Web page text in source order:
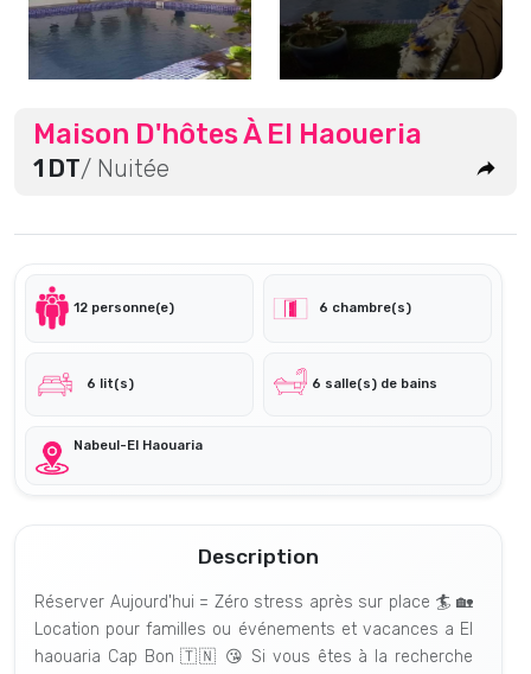
Maison D'hôtes À El Haoueria
1 DT/ Nuitée
12 personne(e) 6 chambre(s)
6 lit(s) 6 salle(s) de bains
Nabeul-El Haouaria
Description
Réserver Aujourd'hui = Zéro stress après sur place 🏄 🏡
Location pour familles ou événements et vacances a El
haouaria Cap Bon 🇹🇳 😘 Si vous êtes à la recherche